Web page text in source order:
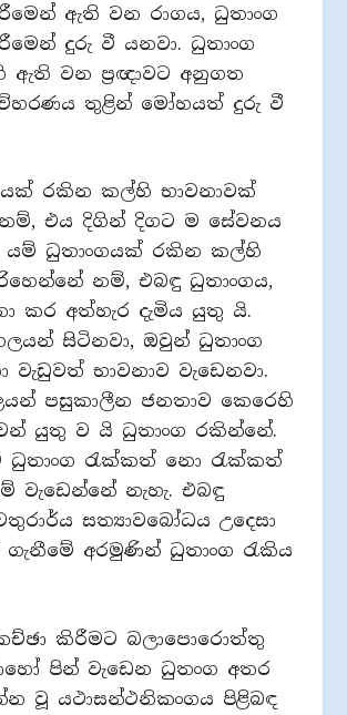
ඇති වන රාගය, ධුතාංග
දුරු වී යනවා. ධුතාංග
වන ප්‍රඥාවට අනුගත
තුළින් මෝහයත් දුරු වී
රකින කල්හි භාවනාවක්
නම්, එය දිගින් දිගට ම සේවනය
ධුතාංගයක් රකින කල්හි
නම්, එබඳු ධුතාංගය,
කර අත්හැර දැමිය යුතු යි.
සිටිනවා, ඔවුන් ධුතාංග
භාවනාව වැඩෙනවා.
පසුකාලීන ජනතාව කෙරෙහි
යුතු ව යි ධුතාංග රකින්නේ.
ධුතාංග රැක්කත් නො රැක්කත්
වැඩෙන්නේ නැහැ. එබඳු
සත්‍යාවබෝධය උදෙසා
ගැනීමේ අරමුණින් ධුතාංග රැකිය
කිරීමට බලාපොරොත්තු
පින් වැඩෙන ධුතංග අතර
වූ යථාසන්ථනිකංගය පිළිබඳ